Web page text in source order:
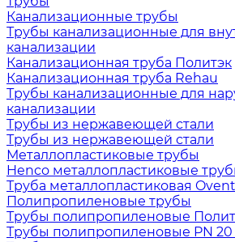
Канализационные трубы
Трубы канализационные для
канализации
Канализационная труба Политэк
Канализационная труба Rehau
Трубы канализационные для
канализации
Трубы из нержавеющей стали
Трубы из нержавеющей стали
Металлопластиковые трубы
Henco металлопластиковые
Труба металлопластиковая
Полипропиленовые трубы
Трубы полипропиленовые
Трубы полипропиленовые PN 20